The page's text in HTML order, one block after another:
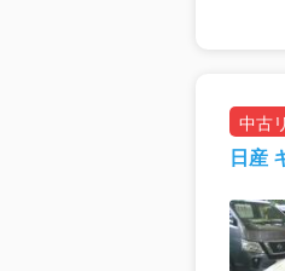
中古
日産